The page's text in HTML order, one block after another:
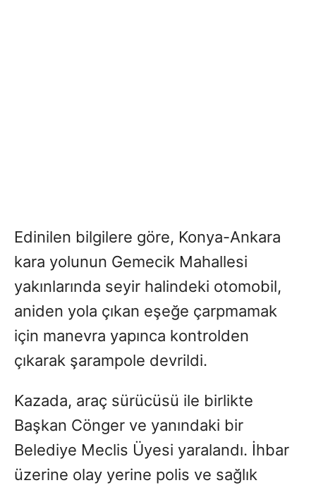
Edinilen bilgilere göre, Konya-Ankara
kara yolunun Gemecik Mahallesi
yakınlarında seyir halindeki otomobil,
aniden yola çıkan eşeğe çarpmamak
için manevra yapınca kontrolden
çıkarak şarampole devrildi.
Kazada, araç sürücüsü ile birlikte
Başkan Cönger ve yanındaki bir
Belediye Meclis Üyesi yaralandı. İhbar
üzerine olay yerine polis ve sağlık